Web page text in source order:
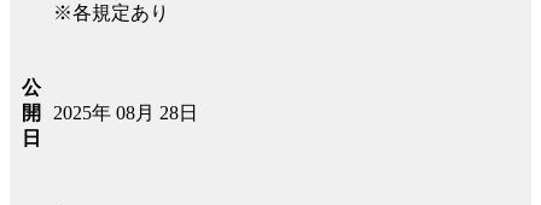
※各規定あり
公
開
日
2025年 08月 28日